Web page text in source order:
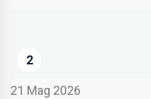
2
21 Mag 2026